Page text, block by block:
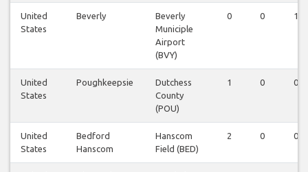
United
States
Beverly
Beverly
Municiple
Airport
(BVY)
0 0 1
United
States
Poughkeepsie
Dutchess
County
(POU)
1 0 0
United
States
Bedford
Hanscom
Hanscom
Field (BED)
2 0 0